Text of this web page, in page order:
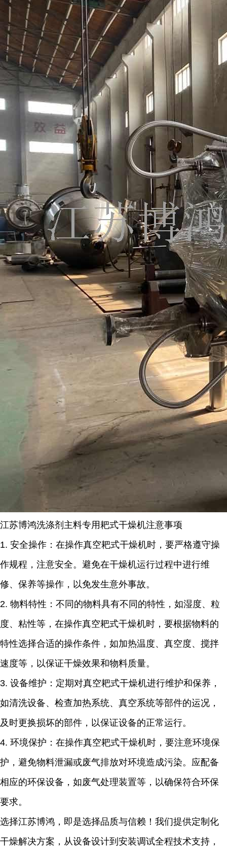
江苏博鸿洗涤剂主料专用耙式干燥机注意事项
1. 安全操作：在操作真空耙式干燥机时，要严格遵守操
作规程，注意安全。避免在干燥机运行过程中进行维
修、保养等操作，以免发生意外事故。
2. 物料特性：不同的物料具有不同的特性，如湿度、粒
度、粘性等，在操作真空耙式干燥机时，要根据物料的
特性选择合适的操作条件，如加热温度、真空度、搅拌
速度等，以保证干燥效果和物料质量。
3. 设备维护：定期对真空耙式干燥机进行维护和保养，
如清洗设备、检查加热系统、真空系统等部件的运况，
及时更换损坏的部件，以保证设备的正常运行。
4. 环境保护：在操作真空耙式干燥机时，要注意环境保
护，避免物料泄漏或废气排放对环境造成污染。应配备
相应的环保设备，如废气处理装置等，以确保符合环保
要求。
选择江苏博鸿，即是选择品质与信赖！我们提供定制化
干燥解决方案，从设备设计到安装调试全程技术支持，